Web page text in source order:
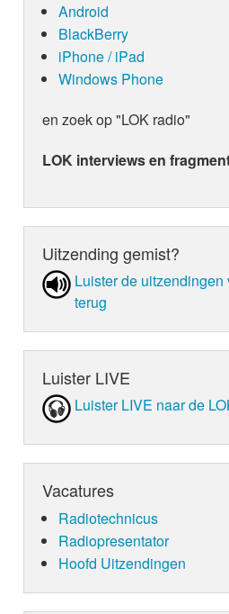
Android
BlackBerry
iPhone / iPad
Windows Phone
en zoek op "LOK radio"
LOK interviews en
Uitzending gemist?
Luister de
terug
Luister LIVE
Luister LIVE naar de
Vacatures
Radiotechnicus
Radiopresentator
Hoofd Uitzendingen